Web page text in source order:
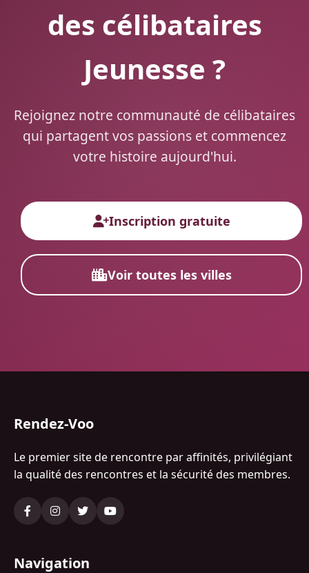
des célibataires
Jeunesse ?
Rejoignez notre communauté de célibataires
qui partagent vos passions et commencez
votre histoire aujourd'hui.
Inscription gratuite
Voir toutes les villes
Rendez-Voo
Le premier site de rencontre par affinités, privilégiant
la qualité des rencontres et la sécurité des membres.
Navigation